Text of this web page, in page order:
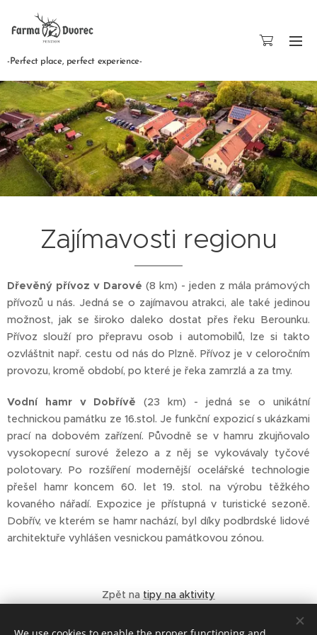
-Perfect place, perfect experience-
Zajímavosti regionu
Dřevěný přívoz v Darové (8 km) - jeden z mála prámových
přívozů u nás. Jedná se o zajímavou atrakci, ale také jedinou
možnost, jak se široko daleko dostat přes řeku Berounku.
Přívoz slouží pro přepravu osob i automobilů, lze si takto
ozvláštnit např. cestu od nás do Plzně. Přívoz je v celoročním
provozu, kromě období, po které je řeka zamrzlá a za tmy.
Vodní hamr v Dobřívě (23 km) - jedná se o unikátní
technickou památku ze 16.stol. Je funkční expozicí s ukázkami
prací na dobovém zařízení. Původně se v hamru zkujňovalo
vysokopecní surové železo a z něj se vykovávaly tyčové
polotovary. Po rozšíření modernější ocelářské technologie
přešel hamr koncem 60. let 19. stol. na výrobu těžkého
kovaného nářadí. Expozice je přístupná v turistické sezoně.
Dobřív, ve kterém se hamr nachází, byl díky podbrdské lidové
architektuře vyhlášen vesnickou památkovou zónou.
Zpět na tipy na aktivity